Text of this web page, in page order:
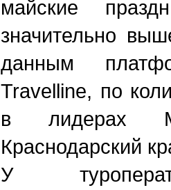
майские
значительно
данным
Travelline, по
в лидерах
Краснодарский
У